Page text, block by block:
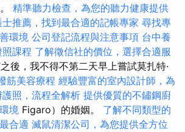
精準聽力檢查，為您的聽力健康提供
推薦，找到最合適的記帳專家 尋找專
環境 公司登記流程與注意事項 台中養
課程 了解徵信社的價位，選擇合適服
後，我不得不第二天早上嘗試莫扎特·
筋美容療程 經驗豐富的室內設計師，為
照，流程全解析 提供優質的不鏽鋼廚
境 Figaro）的婚姻。 了解不同類型的
合適 滅鼠清潔公司，為您提供全方位